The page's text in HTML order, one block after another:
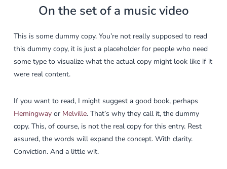
On the set of a music video
This is some dummy copy. You’re not really supposed to read
this dummy copy, it is just a placeholder for people who need
some type to visualize what the actual copy might look like if it
were real content.
If you want to read, I might suggest a good book, perhaps
Hemingwayor Melville. That’s why they call it, the dummy
copy. This, of course, is not the real copy for this entry. Rest
assured, the words will expand the concept. With clarity.
Conviction. And a little wit.